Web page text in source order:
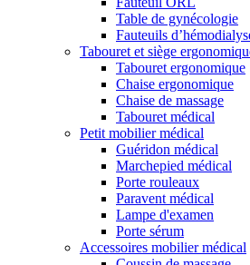
Table de gynécologie
Fauteuils
Tabouret et siège
Tabouret ergonomique
Chaise ergonomique
Chaise de massage
Tabouret médical
Petit mobilier médical
Guéridon médical
Marchepied médical
Porte rouleaux
Paravent médical
Lampe d'examen
Porte sérum
Accessoires mobilier médical